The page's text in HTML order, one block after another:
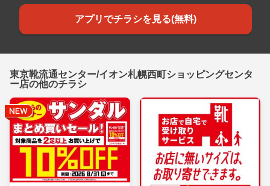
アプリでチラシを見る(無料)
東京靴流通センター/イオン札幌西町ショッピングセンタ
ー店の他のチラシ